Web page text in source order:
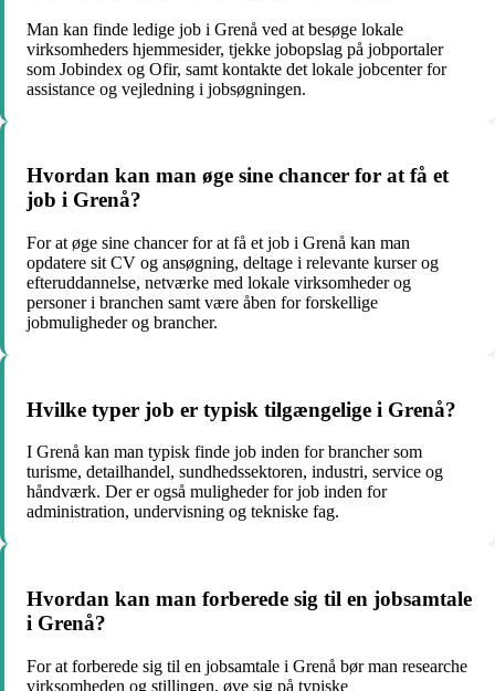
Man kan finde ledige job i Grenå ved at besøge lokale
virksomheders hjemmesider, tjekke jobopslag på jobportaler
som Jobindex og Ofir, samt kontakte det lokale jobcenter for
assistance og vejledning i jobsøgningen.
Hvordan kan man øge sine chancer for at få et
job i Grenå?
For at øge sine chancer for at få et job i Grenå kan man
opdatere sit CV og ansøgning, deltage i relevante kurser og
efteruddannelse, netværke med lokale virksomheder og
personer i branchen samt være åben for forskellige
jobmuligheder og brancher.
Hvilke typer job er typisk tilgængelige i Grenå?
I Grenå kan man typisk finde job inden for brancher som
turisme, detailhandel, sundhedssektoren, industri, service og
håndværk. Der er også muligheder for job inden for
administration, undervisning og tekniske fag.
Hvordan kan man forberede sig til en jobsamtale
i Grenå?
For at forberede sig til en jobsamtale i Grenå bør man researche
virksomheden og stillingen, øve sig på typiske